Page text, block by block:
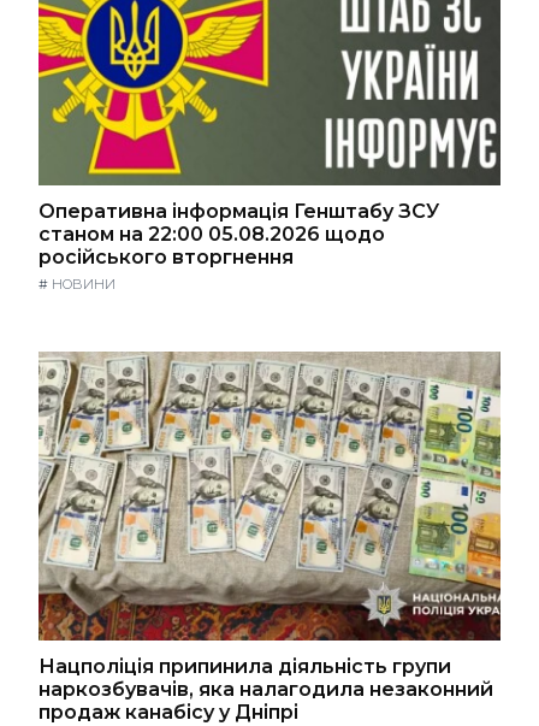
Оперативна інформація Генштабу ЗСУ
станом на 22:00 05.08.2026 щодо
російського вторгнення
# НОВИНИ
Нацполіція припинила діяльність групи
наркозбувачів, яка налагодила незаконний
продаж канабісу у Дніпрі